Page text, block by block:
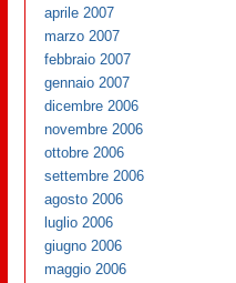
aprile 2007
marzo 2007
febbraio 2007
gennaio 2007
dicembre 2006
novembre 2006
ottobre 2006
settembre 2006
agosto 2006
luglio 2006
giugno 2006
maggio 2006